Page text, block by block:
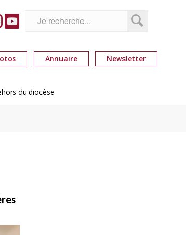
Annuaire Newsletter
du diocèse